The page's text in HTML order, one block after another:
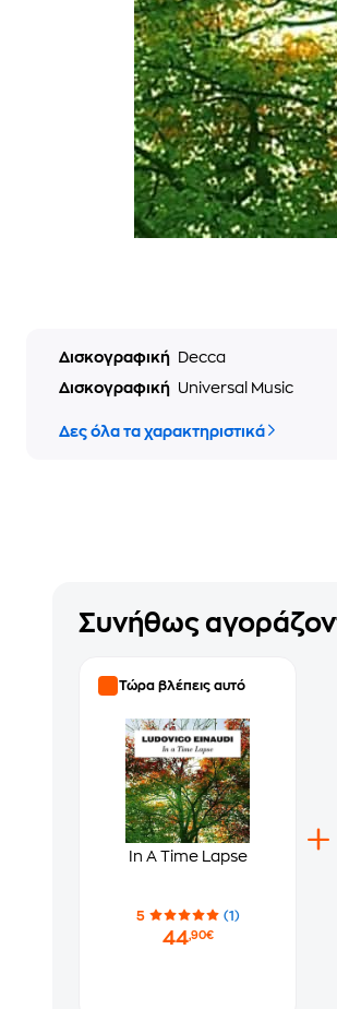
Δισκογραφική Decca
Δισκογραφική Universal Music
Δες όλα τα χαρακτηριστικά
Συνήθως
Τώρα βλέπεις αυτό
In A Time Lapse
5 (1)
44,90€